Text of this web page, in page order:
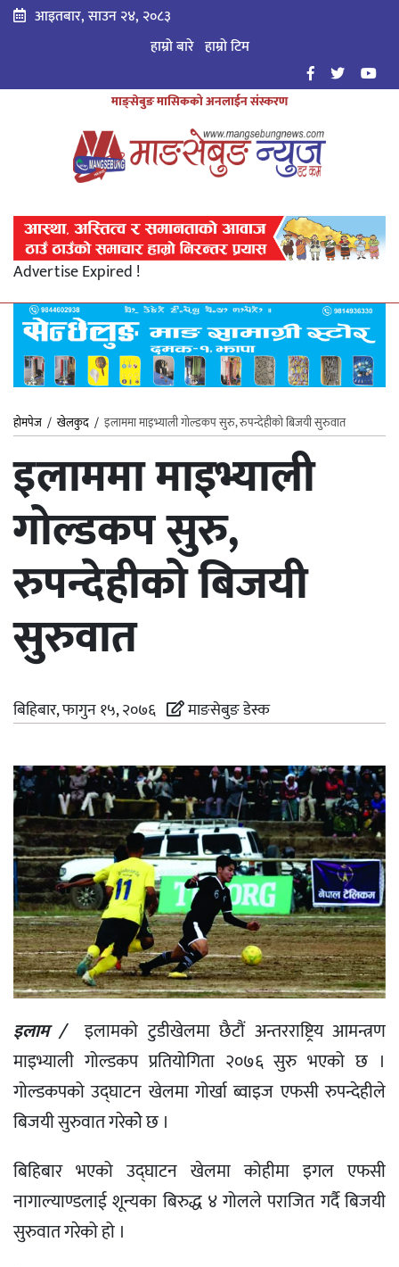
आइतबार, साउन २४, २०८३
हाम्रो बारे हाम्राे टिम
माङ्सेबुङ मासिकको अनलाईन संस्करण
Advertise Expired !
होमपेज /खेलकुद / इलाममा माइभ्याली गोल्डकप सुरु, रुपन्देहीको बिजयी सुरुवात
इलाममा माइभ्याली
गोल्डकप सुरु,
रुपन्देहीको बिजयी
सुरुवात
बिहिबार, फागुन १५, २०७६ माङसेबुङ डेस्क
इलाम / इलामको टुडीखेलमा छैटौं अन्तरराष्ट्रिय आमन्त्रण
माइभ्याली गोल्डकप प्रतियोगिता २०७६ सुरु भएको छ ।
गोल्डकपको उद्घाटन खेलमा गोर्खा ब्वाइज एफसी रुपन्देहीले
बिजयी सुरुवात गरेकोे छ ।
बिहिबार भएको उद्घाटन खेलमा कोहीमा इगल एफसी
नागाल्याण्डलाई शून्यका बिरुद्ध ४ गोलले पराजित गर्दै बिजयी
सुरुवात गरेको हो ।